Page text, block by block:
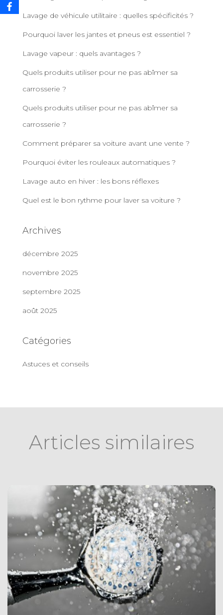
r
Lavage de véhicule utilitaire : quelles spécificités ?
Pourquoi laver les jantes et pneus est essentiel ?
Lavage vapeur : quels avantages ?
Quels produits utiliser pour ne pas abîmer sa
carrosserie ?
Quels produits utiliser pour ne pas abîmer sa
carrosserie ?
Comment préparer sa voiture avant une vente ?
Pourquoi éviter les rouleaux automatiques ?
Lavage auto en hiver : les bons réflexes
Quel est le bon rythme pour laver sa voiture ?
Archives
décembre 2025
novembre 2025
septembre 2025
août 2025
Catégories
Astuces et conseils
Articles similaires